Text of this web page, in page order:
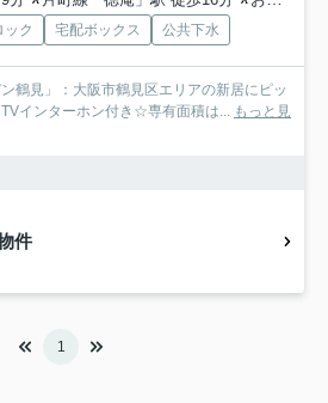
ック 宅配ボックス 公共下水
鶴見」：大阪市鶴見区エリアの新居にピッ
インターホン付き☆専有面積は... もっと見
件
1